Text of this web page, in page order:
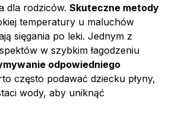
dla rodziców. Skuteczne metody
temperatury u maluchów
sięgania po leki. Jednym z
w szybkim łagodzeniu
odpowiedniego
często podawać dziecku płyny,
wody, aby uniknąć